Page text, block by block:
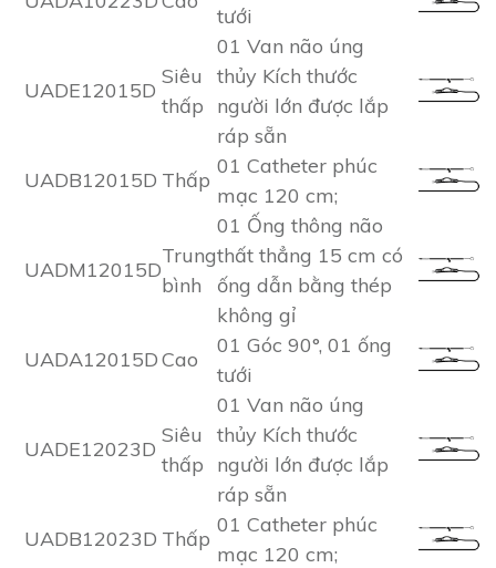
tưới
UADE12015D
Siêu
thấp
01 Van não úng
thủy Kích thước
người lớn được lắp
ráp sẵn
UADB12015D Thấp
01 Catheter phúc
mạc 120 cm;
UADM12015D
Trung
bình
01 Ống thông não
thất thẳng 15 cm có
ống dẫn bằng thép
không gỉ
UADA12015DCao
01 Góc 90°, 01 ống
tưới
UADE12023D
Siêu
thấp
01 Van não úng
thủy Kích thước
người lớn được lắp
ráp sẵn
UADB12023D Thấp
01 Catheter phúc
mạc 120 cm;